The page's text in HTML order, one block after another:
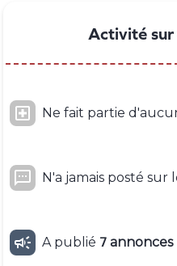
Activité sur
 Ne fait partie
 N'a jamais posté sur
 A publié 7 annonces